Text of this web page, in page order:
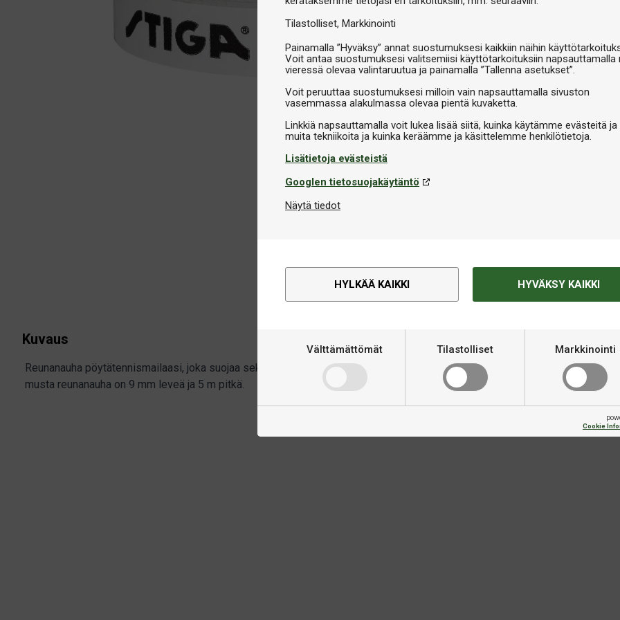
Tilastolliset Markkinointi
Painamalla ”Hyväksy” annat suostumuksesi kaikkiin näihin
Voit antaa suostumuksesi valitsemiisi käyttötarkoituksiin napsauttamalla
vieressä olevaa valintaruutua ja painamalla ”Tallenna asetukset”.
Voit peruuttaa suostumuksesi milloin vain napsauttamalla sivuston
vasemmassa alakulmassa olevaa pientä kuvaketta.
Linkkiä napsauttamalla voit lukea lisää siitä, kuinka käytämme evästeitä ja
Lisätietoja evästeistä
Googlen tietosuojakäytäntö
Näytä tiedot
HYLKÄÄ KAIKKI HYVÄKSY KAIKKI
Välttämättömät Tilastolliset Markkinointi
Cookie
Kuvaus
Reunanauha pöytätennismailaasi, joka suojaa sekä kumien että rungon reunat. Valkoinen ja
musta reunanauha on 9 mm leveä ja 5 m pitkä.
Merkki